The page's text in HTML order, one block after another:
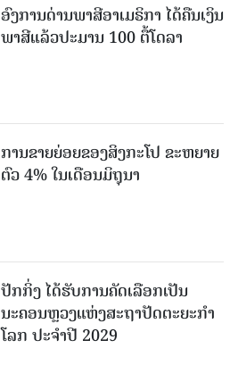
ອົງການດ່ານພາສີອາເມຣິກາ ໄດ້ຄືນເງິນ
ພາສີແລ້ວປະມານ 100 ຕື້ໂດລາ
ການຂາຍຍ່ອຍຂອງສິງກະໂປ ຂະຫຍາຍ
ຕົວ 4% ໃນເດືອນມິຖຸນາ
ປັກກິ່ງ ໄດ້ຮັບການຄັດເລືອກເປັນ
ນະຄອນຫຼວງແຫ່ງສະຖາປັດຕະຍະກຳ
ໂລກ ປະຈຳປີ 2029